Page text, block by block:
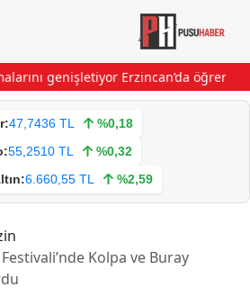
genişletiyorErzincan’da
47,7436 TL
%0,18
55,2510 TL
%0,32
6.660,55 TL %2,59
Kolpa ve Buray